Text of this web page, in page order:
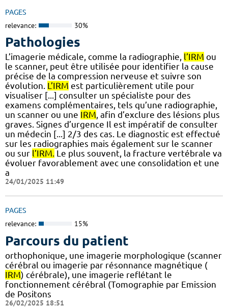
PAGES
relevance: 30%
Pathologies
L’imagerie médicale, comme la radiographie, l’IRM ou
le scanner, peut être utilisée pour identifier la cause
précise de la compression nerveuse et suivre son
évolution. L’IRM est particulièrement utile pour
visualiser [...] consulter un spécialiste pour des
examens complémentaires, tels qu’une radiographie,
un scanner ou une IRM, afin d’exclure des lésions plus
graves. Signes d’urgence Il est impératif de consulter
un médecin [...] 2/3 des cas. Le diagnostic est effectué
sur les radiographies mais également sur le scanner
ou sur l’IRM. Le plus souvent, la fracture vertébrale va
évoluer favorablement avec une consolidation et une
a
24/01/2025 11:49
PAGES
relevance: 15%
Parcours du patient
orthophonique, une imagerie morphologique (scanner
cérébral ou imagerie par résonnance magnétique (
IRM) cérébrale), une imagerie reflétant le
fonctionnement cérébral (Tomographie par Emission
de Positons
26/02/2025 18:51